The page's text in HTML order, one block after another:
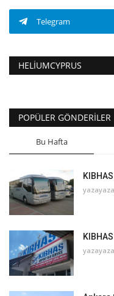
Telegram
HELIUMCYPRUS
POPÜLER GÖNDERILER
Bu Hafta
yazayaza
yazayaza